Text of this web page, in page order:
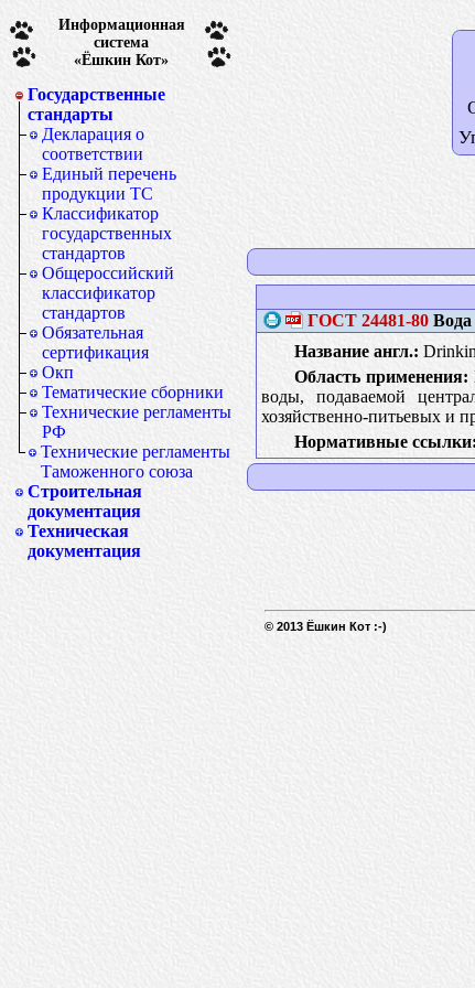
Информационная
система
«Ёшкин Кот»
Государственные
стандарты
Декларация о
соответствии
Единый перечень
продукции ТС
Классификатор
государственных
стандартов
Общероссийский
классификатор
стандартов
Обязательная
сертификация
Окп
Тематические сборники
Технические регламенты
РФ
Технические регламенты
Таможенного союза
Строительная
документация
Техническая
документация
ГОСТ 24481-80Вода
Название англ.:
Область применения:
воды, подаваемой
хозяйственно-питьевых и
Нормативные ссылки:
© 2013 Ёшкин Кот :-)